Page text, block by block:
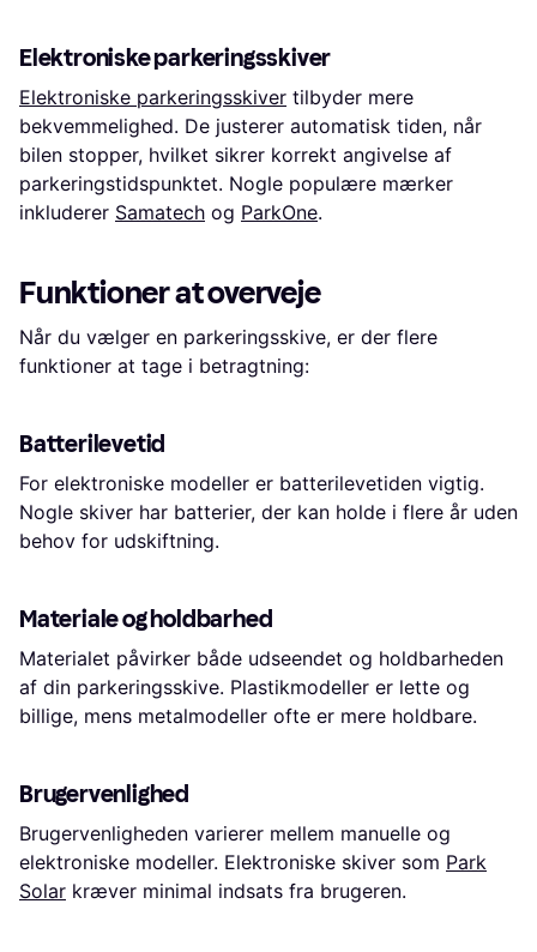
Elektroniske parkeringsskiver
Elektroniske parkeringsskiver tilbyder mere
bekvemmelighed. De justerer automatisk tiden, når
bilen stopper, hvilket sikrer korrekt angivelse af
parkeringstidspunktet. Nogle populære mærker
inkluderer Samatech og ParkOne.
Funktioner at overveje
Når du vælger en parkeringsskive, er der flere
funktioner at tage i betragtning:
Batterilevetid
For elektroniske modeller er batterilevetiden vigtig.
Nogle skiver har batterier, der kan holde i flere år uden
behov for udskiftning.
Materiale og holdbarhed
Materialet påvirker både udseendet og holdbarheden
af din parkeringsskive. Plastikmodeller er lette og
billige, mens metalmodeller ofte er mere holdbare.
Brugervenlighed
Brugervenligheden varierer mellem manuelle og
elektroniske modeller. Elektroniske skiver som Park
Solar kræver minimal indsats fra brugeren.